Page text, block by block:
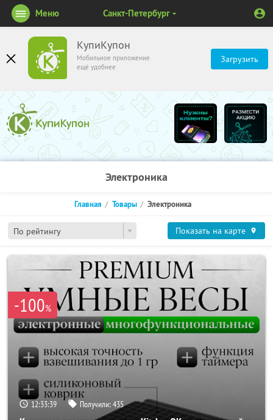
КупиКупон
Мобильное приложение
ещё удобнее
Загрузить
Меню Санкт-Петербург
Электроника
По рейтингу
Главная Товары Электроника
Показать на карте
-100%
12:33:39 Получили:435